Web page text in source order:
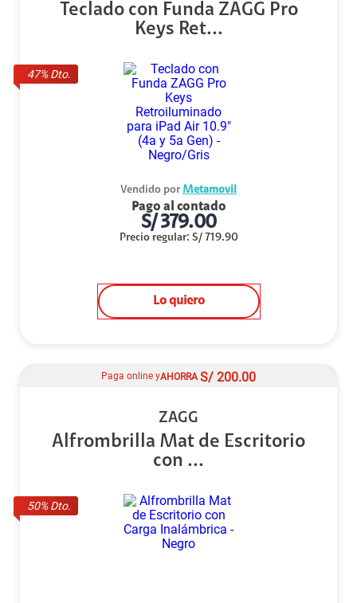
47% Dto.
Teclado con Funda ZAGG Pro
Keys Ret...
Vendido por Metamovil
Pago al contado
S/379.00
Precio regular: S/ 719.90
Lo quiero
50% Dto.
Paga online yAHORRA S/ 200.00
ZAGG
Alfrombrilla Mat de Escritorio
con ...